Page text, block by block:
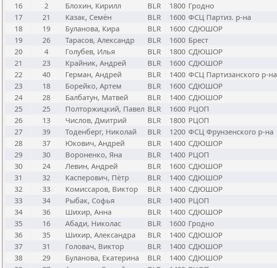
16
2 Блохин, Кирилл BLR 1800 Гродно
17
21 Казак, Семён BLR 1600 ФСЦ Партиз. р-на
18
19 Буланова, Кира BLR 1600 СДЮШОР
19
26 Тарасов, Александр BLR 1600 Брест
20
4 Голубев, Илья BLR 1800 СДЮШОР
21
23 Крайник, Андрей BLR 1600 СДЮШОР
22
40 Герман, Андрей BLR 1400 ФСЦ Партизанского р-на
23
18 Борейко, Артем BLR 1600 СДЮШОР
24
28 Балбатун, Матвей BLR 1400 СДЮШОР
25
25 Полторжицкий, Павел BLR 1600 РЦОП
26
13 Числов, Дмитрий BLR 1800 РЦОП
27
39 Тоденберг, Николай BLR 1200 ФСЦ Фрунзенского р-на
28
37 Юкович, Андрей BLR 1400 СДЮШОР
29
30 Вороненко, Яна BLR 1400 РЦОП
30
24 Левин, Андрей BLR 1600 СДЮШОР
31
32 Касперович, Пётр BLR 1400 СДЮШОР
32
33 Комиссаров, Виктор BLR 1400 СДЮШОР
33
34 Рыбак, Софья BLR 1400 РЦОП
34
36 Шихир, Анна BLR 1400 СДЮШОР
35
16 Абади, Николас BLR 1600 Гродно
36
35 Шихир, Александра BLR 1400 СДЮШОР
37
31 Головач, Виктор BLR 1400 СДЮШОР
38
29 Буланова, Екатерина BLR 1400 СДЮШОР